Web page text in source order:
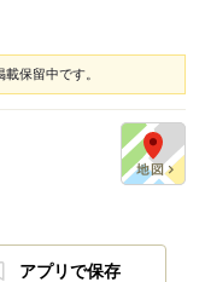
保留中です。
アプリで保存